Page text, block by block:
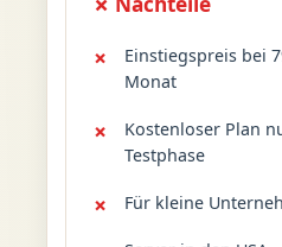
Einstiegspreis bei
Monat
Kostenloser Plan
Testphase
Für kleine